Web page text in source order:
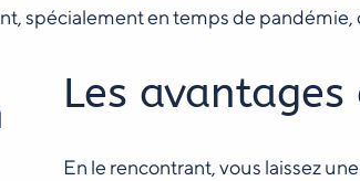
spécialement en temps de
Les
En le rencontrant, vous laissez